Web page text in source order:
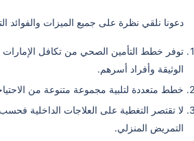
دعونا نلقي نظرة على جميع الميزات والفوائد
توفر خطط التأمين الصحي من تكافل الإمارات
الوثيقة وأفراد أسرهم.
خطط متعددة لتلبية مجموعة متنوعة من
لا تقتصر التغطية على العلاجات الداخلية
التمريض المنزلي.